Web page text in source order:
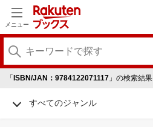
メニュー
「 ISBN/JAN：9784122071117 」の検索結果
すべてのジャンル